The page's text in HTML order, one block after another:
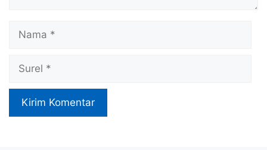
Nama
Surel